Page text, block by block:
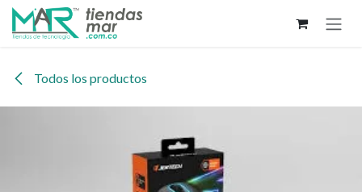
Ir al contenido
Todos los productos